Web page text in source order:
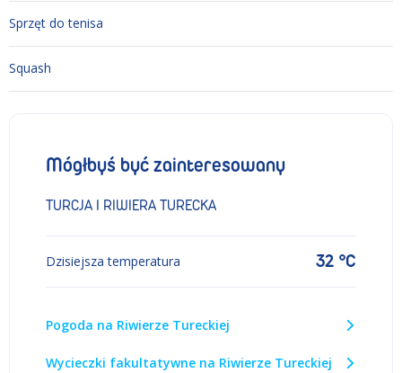
Sprzęt do tenisa
Squash
Mógłbyś być zainteresowany
TURCJA I RIWIERA TURECKA
Dzisiejsza temperatura 32 °C
Pogoda na Riwierze Tureckiej
Wycieczki fakultatywne na Riwierze Tureckiej